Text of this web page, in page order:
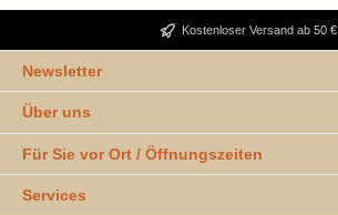
Kostenloser Versand ab 50 €
Newsletter
Über uns
Für Sie vor Ort / Öffnungszeiten
Services